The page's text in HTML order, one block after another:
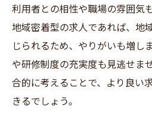
利用者との相性や職場の雰囲気
地域密着型の求人であれば、地
じられるため、やりがいも増し
や研修制度の充実度も見逃せま
合的に考えることで、より良い
きるでしょう。